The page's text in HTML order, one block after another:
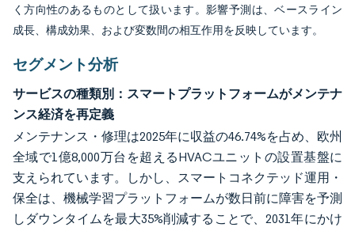
く方向性のあるものとして扱います。影響予測は、ベースライン
成長、構成効果、および変数間の相互作用を反映しています。
セグメント分析
サービスの種類別：スマートプラットフォームがメンテナ
ンス経済を再定義
メンテナンス・修理は2025年に収益の46.74%を占め、欧州
全域で1億8,000万台を超えるHVACユニットの設置基盤に
支えられています。しかし、スマートコネクテッド運用・
保全は、機械学習プラットフォームが数日前に障害を予測
しダウンタイムを最大35%削減することで、2031年にかけ